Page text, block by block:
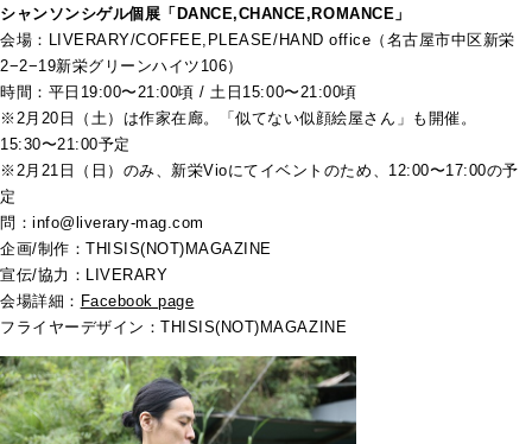
シャンソンシゲル個展「DANCE,CHANCE,ROMANCE」
会場：LIVERARY/COFFEE,PLEASE/HAND office（名古屋市中区新栄
2−2−19新栄グリーンハイツ106）
時間：平日19:00〜21:00頃 / 土日15:00〜21:00頃
※2月20日（土）は作家在廊。「似てない似顔絵屋さん」も開催。
15:30〜21:00予定
※2月21日（日）のみ、新栄Vioにてイベントのため、12:00〜17:00の予
定
問：info@liverary-mag.com
企画/制作：THISIS(NOT)MAGAZINE
宣伝/協力：LIVERARY
会場詳細： Facebook page
フライヤーデザイン：THISIS(NOT)MAGAZINE